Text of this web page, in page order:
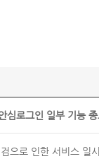
심로그인 일부 기능 종
으로 인한 서비스 일